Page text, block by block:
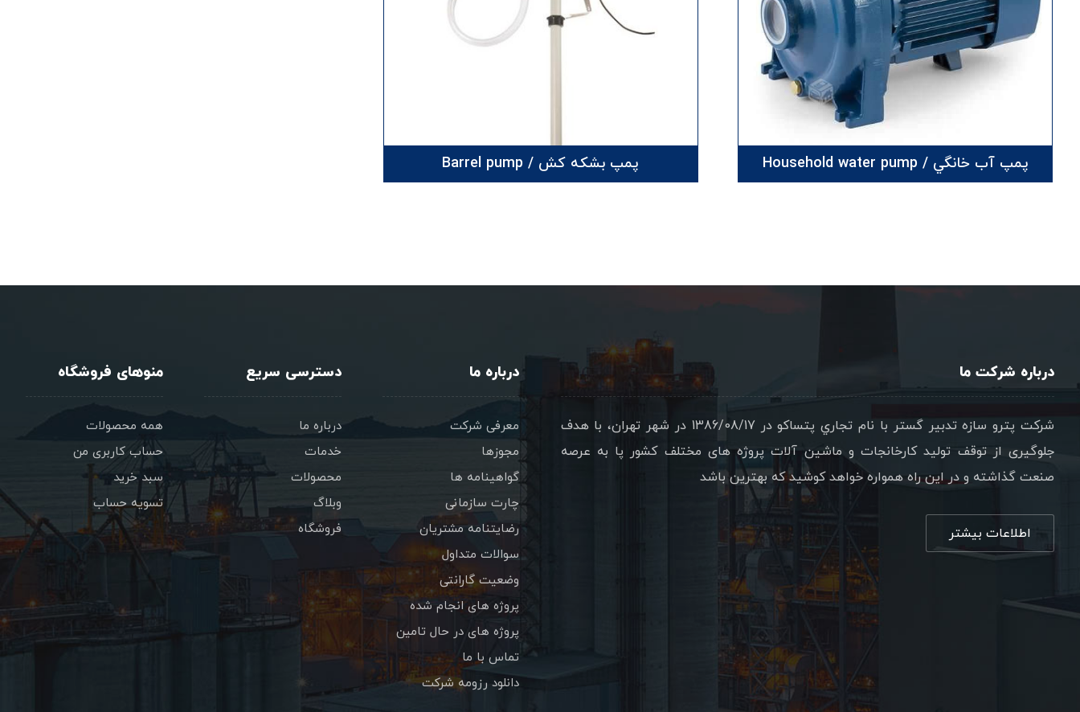
پمپ آب خانگي / Household water pump پمپ بشکه کش / Barrel pump
درباره شرکت ما
شرکت پترو سازه تدبير گستر با نام تجاري پتساکو در 1386/08/17 در شهر تهران، با هدف
جلوگیری از توقف تولید کارخانجات و ماشین آلات پروژه های مختلف کشور پا به عرصه
صنعت گذاشته و در این راه همواره خواهد کوشید که بهترین باشد
اطلاعات بیشتر
درباره ما
معرفی شرکت
مجوزها
گواهینامه ها
چارت سازمانی
رضایتنامه مشتریان
سوالات متداول
وضعیت گارانتی
پروژه های انجام شده
پروژه های در حال تامین
تماس با ما
دانلود رزومه شرکت
دسترسی سریع
درباره ما
خدمات
محصولات
وبلاگ
فروشگاه
منوهای فروشگاه
همه محصولات
حساب کاربری من
سبد خرید
تسویه حساب